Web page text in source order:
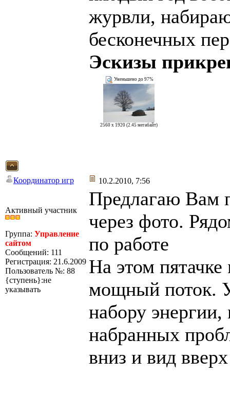
журвли,
бесконечных
Эскизы
Уменьшено до 97%
2560 x 1920 (2.45 мегабайт)
Координатор игр 10.2.2010, 7:56
Активный участник
Группа: Управление
сайтом
Сообщений: 111
Регистрация: 21.6.2009
Пользователь №: 88
{ступень}:не
указывать
Предлагаю Вам
через фото.
по работе
На этом
мощный поток.
набору энергии,
набранных
вниз и вид